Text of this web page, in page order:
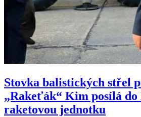
Stovka balistických střel
„Rakeťák“ Kim posílá do
raketovou jednotku